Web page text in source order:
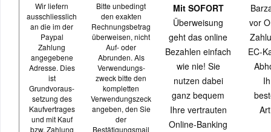
Wir liefern
ausschliesslich
an die im der
Paypal
Zahlung
angegebene
Adresse. Dies
ist
Grundvoraus-
setzung des
Kaufvertrages
und mit Kauf
bzw. Zahlung
Bitte unbedingt
den exakten
Rechnungsbetrag
überweisen, nicht
Auf- oder
Abrunden. Als
Verwendungs-
zweck bitte den
kompletten
Verwendungszeck
angeben, den Sie
der
Bestätigungsmail
Mit SOFORT
Überweisung
geht das online
Bezahlen einfach
wie nie! Sie
nutzen dabei
ganz bequem
Ihre vertrauten
Online-Banking
vor
EC-